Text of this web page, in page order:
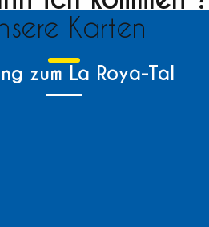
Karten
zum La Roya-Tal